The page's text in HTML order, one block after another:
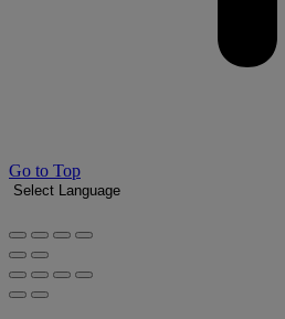
Go to Top